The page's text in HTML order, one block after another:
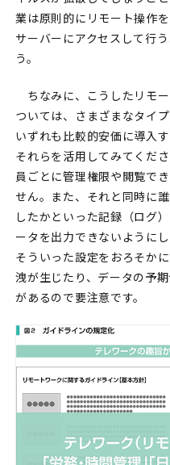
業は原則的にリモート操作
サーバーにアクセスして行
う。
ちなみに、こうしたリモ
ついては、さまざまなタイ
いずれも比較的安価に導入
それらを活用してみてくだ
員ごとに管理権限や閲覧で
せん。また、それと同時に
したかといった記録（ログ
ータを出力できないように
そういった設定をおろそか
洩が生じたり、データの予
があるので要注意です。